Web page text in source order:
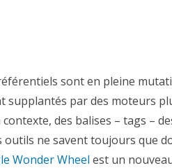
sont en pleine
supplantés par des moteurs
des balises – tags –
outils ne savent toujours que
Wonder Wheel est un